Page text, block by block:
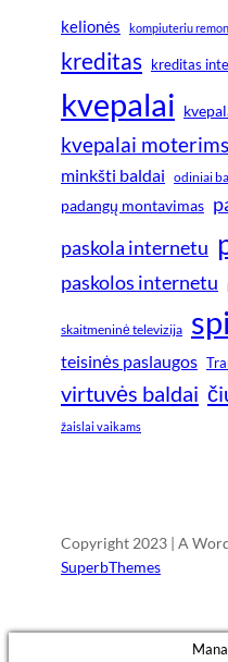
kelionės kompiuteriu
kreditas kreditas
kvepalai
kvepalai moterims
minkšti baldai odiniai
padangų montavimas
paskola internetu
paskolos internetu
skaitmeninė televizija
teisinės paslaugos
virtuvės baldai
žaislai vaikams
Copyright 2023 | A
SuperbThemes